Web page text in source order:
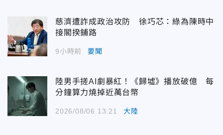
慈濟遭詐成政治攻防 徐巧芯：綠為陳時中
接閣揆鋪路
9小時前 要聞
陸男手搓AI劇暴紅！《歸墟》播放破億 每
分鐘算力燒掉近萬台幣
2026/08/06 13:21 大陸